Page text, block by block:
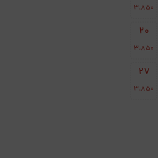
3،850
20
3،850
27
3،850